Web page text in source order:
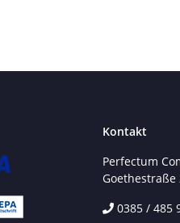
Kontakt
Perfectum
Goethestraße
0385 / 485